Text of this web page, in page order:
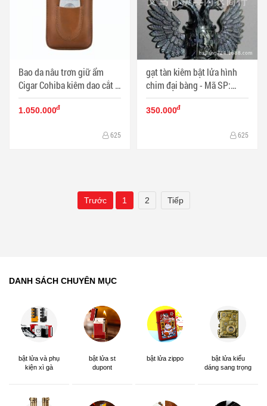
Bao da nâu trơn giữ ẩm
Cigar Cohiba kiêm dao cắt -
Mã SP: PKXG061
1.050.000đ
625
gạt tàn kiêm bật lửa hình
chim đại bàng - Mã SP:
BL09827
350.000đ
625
Trước 1 2 Tiếp
DANH SÁCH CHUYÊN MỤC
bật lửa và phụ
kiện xì gà
bật lửa st
dupont
bật lửa zippo
bật lửa kiểu
dáng sang trọng